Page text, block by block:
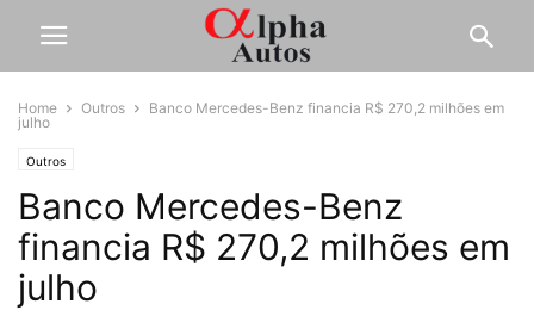
Home Outros
Banco Mercedes-Benz financia R$ 270,2 milhões em
julho
Outros
Banco Mercedes-Benz
financia R$ 270,2 milhões em
julho